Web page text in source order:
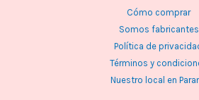
Cómo comprar
Somos fabricantes
Política de
Términos y
Nuestro local en